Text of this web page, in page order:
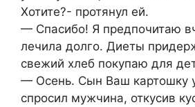
Хотите?- протянул ей.
— Спасибо! Я предпочитаю
лечила долго. Диеты
свежий хлеб покупаю для
— Осень. Сын Ваш картошку
спросил мужчина, откусив